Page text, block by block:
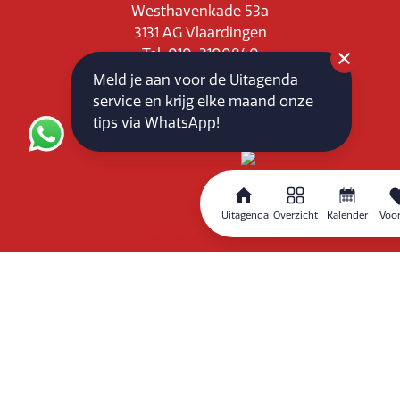
Uitagenda Overzicht Kalender
Westhavenkade 53a
3131 AG Vlaardingen
Tel: 010-3100840
E-mail: info@vlaardingenpartners.nl
KvK: 71555544
BTW : NL858760939B01
Routeplanner
Meld je aan voor de Uitagenda
service en krijg elke maand onze
tips via WhatsApp!